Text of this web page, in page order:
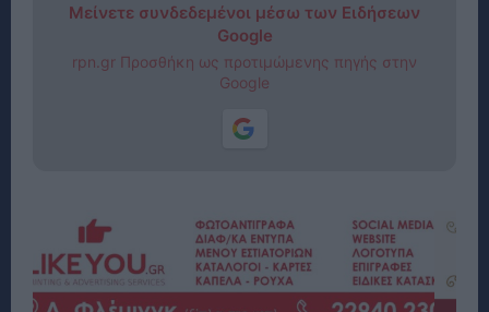
Μείνετε συνδεδεμένοι μέσω των Ειδήσεων
Google
rpn.gr Προσθήκη ως προτιμώμενης πηγής στην
Google